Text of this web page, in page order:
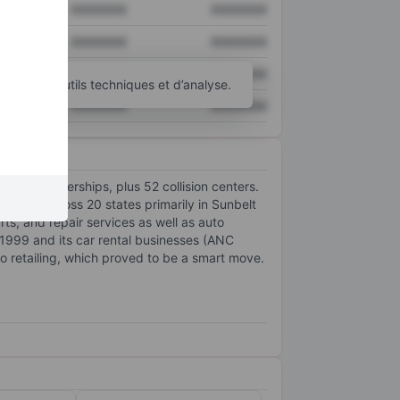
XXXXXXX XXXXXXX
d’autres outils techniques et d’analyse.
240 dealerships, plus 52 collision centers.
across 20 states primarily in Sunbelt
and repair services as well as auto
and its car rental businesses (ANC
retailing, which proved to be a smart move.